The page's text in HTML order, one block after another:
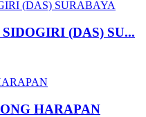
(DAS) SU...
HARAPAN